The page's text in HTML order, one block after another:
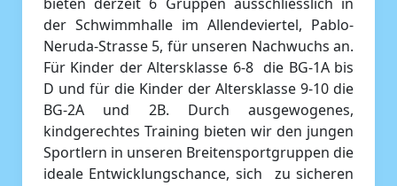
der Schwimmhalle im Allendeviertel, Pablo-
Neruda-Strasse 5, für unseren Nachwuchs an.
Für Kinder der Altersklasse 6-8 die BG-1A bis
D und für die Kinder der Altersklasse 9-10 die
BG-2A und 2B. Durch ausgewogenes,
kindgerechtes Training bieten wir den jungen
Sportlern in unseren Breitensportgruppen die
ideale Entwicklungschance, sich zu sicheren